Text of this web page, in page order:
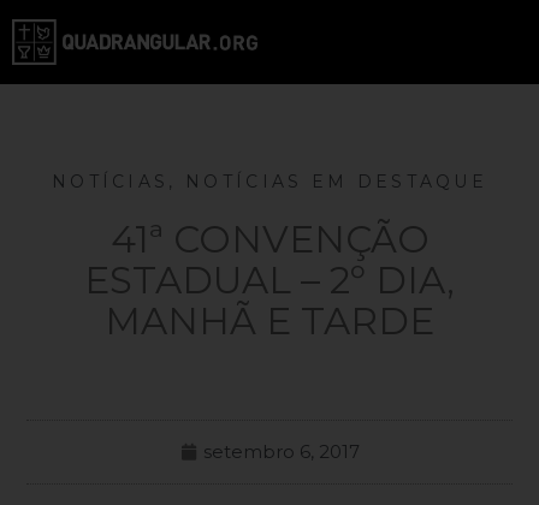
NOTÍCIAS , NOTÍCIAS EM DESTAQUE
41ª CONVENÇÃO
ESTADUAL – 2º DIA,
MANHÃ E TARDE
setembro 6, 2017